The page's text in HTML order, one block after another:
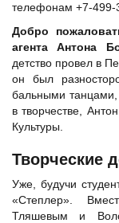
телефонам +7-499-
Добро
агента Антона
детство провел в
он был
бальными
в творчестве,
Культуры.
Творческие
Уже, будучи
«Степлер».
Тляшевым и